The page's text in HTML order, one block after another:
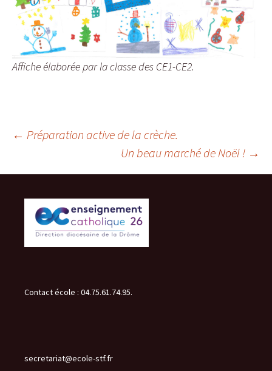
Affiche élaborée par la classe des CE1-CE2.
Navigation
des
articles
← Préparation active de la crèche.
Un beau marché de Noël ! →
Contact école : 04.75.61.74.95.
secretariat@ecole-stf.fr